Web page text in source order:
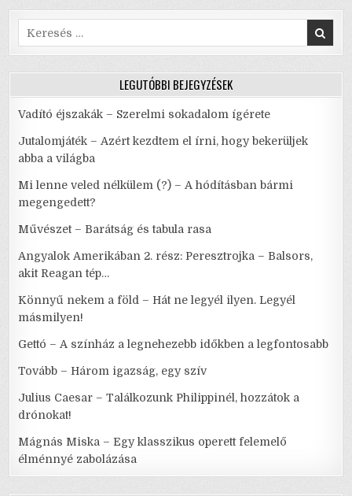
Search
for:
LEGUTÓBBI BEJEGYZÉSEK
Vadító éjszakák – Szerelmi sokadalom ígérete
Jutalomjáték – Azért kezdtem el írni, hogy bekerüljek
abba a világba
Mi lenne veled nélkülem (?) – A hódításban bármi
megengedett?
Művészet – Barátság és tabula rasa
Angyalok Amerikában 2. rész: Peresztrojka – Balsors,
akit Reagan tép…
Könnyű nekem a föld – Hát ne legyél ilyen. Legyél
másmilyen!
Gettó – A színház a legnehezebb időkben a legfontosabb
Tovább – Három igazság, egy szív
Julius Caesar – Találkozunk Philippinél, hozzátok a
drónokat!
Mágnás Miska – Egy klasszikus operett felemelő
élménnyé zabolázása